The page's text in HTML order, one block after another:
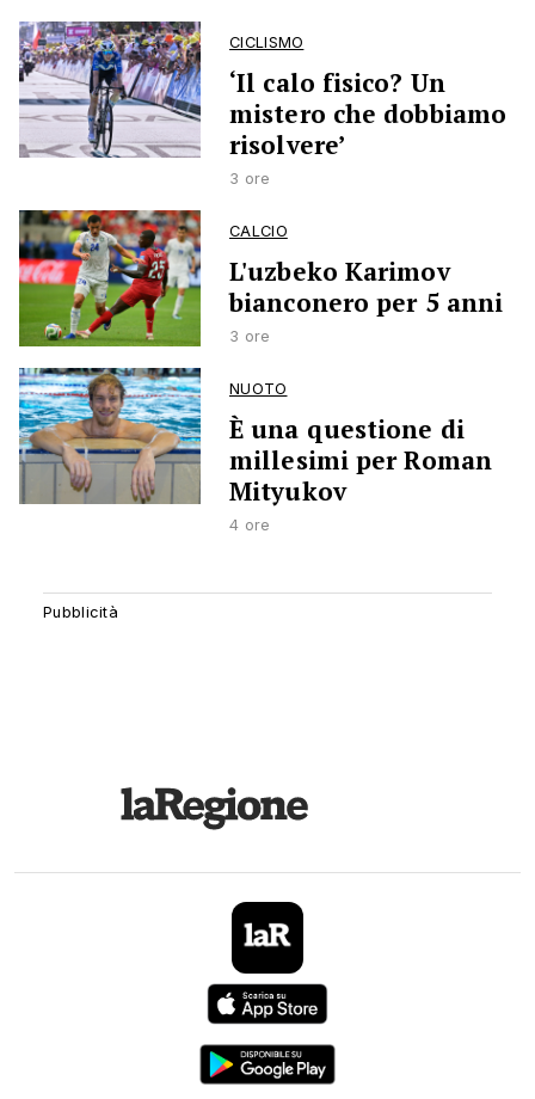
CICLISMO
‘Il calo fisico? Un
mistero che dobbiamo
risolvere’
3 ore
CALCIO
L'uzbeko Karimov
bianconero per 5 anni
3 ore
NUOTO
È una questione di
millesimi per Roman
Mityukov
4 ore